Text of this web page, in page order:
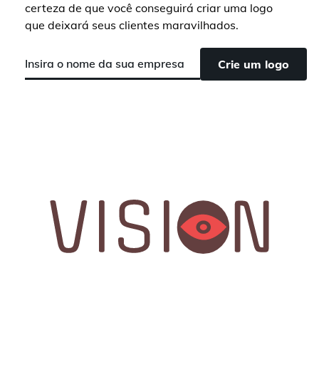
certeza de que você conseguirá criar uma logo
que deixará seus clientes maravilhados.
Crie um logo